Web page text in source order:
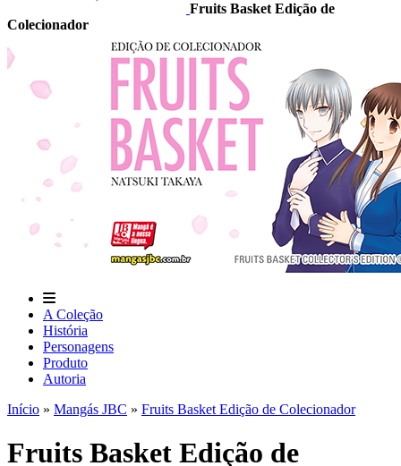
Fruits Basket Edição de
Colecionador
A Coleção
História
Personagens
Produto
Autoria
Início » Mangás JBC » Fruits Basket Edição de Colecionador
Fruits Basket Edição de